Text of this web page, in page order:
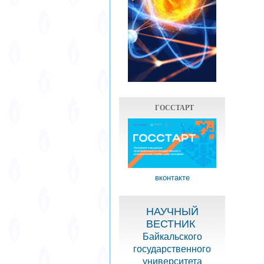
ГОССТАРТ
вконтакте
НАУЧНЫЙ
ВЕСТНИК
Байкальского
государственного
университета